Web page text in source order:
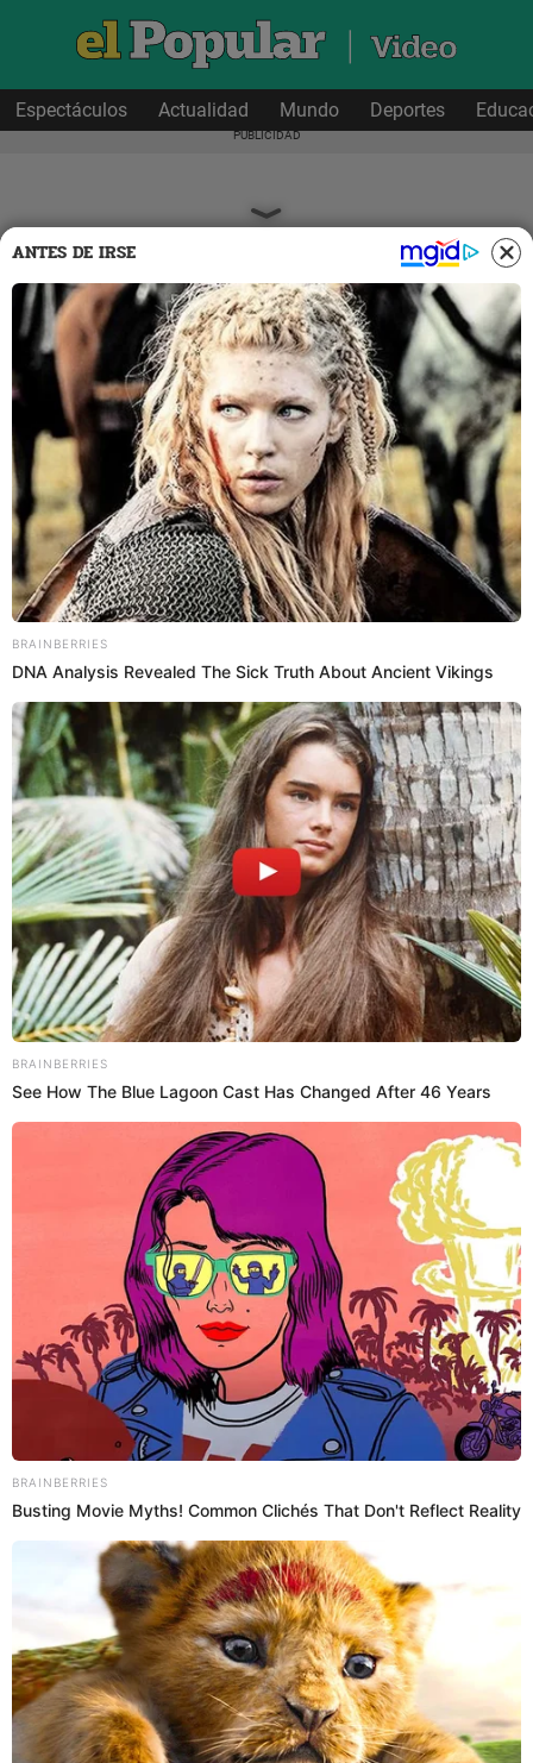
Espectáculos Actualidad Mundo Deportes
Videos
María Pía preparó TIERNA sorpresa a su
esposo por su cumpleaños, pero él tiene
INSÓLITA reacción: "No entendí nada"
María Pía Copello decidió organizar una especial y original
sorpresa para su esposo por su cumpleaños, pero él quedó
sorprendido y admitió que no entendió lo que pasó. Por su
parte, la influencer se mostró emocionada.
11 de abril de 2025 Compartir:
Antuane Calderón
elpopular.pe
elpopular.pe
11 Abr 2025 | 23:09 h
11 Abr 2025 | 23:09 h
ANTES DE IRSE